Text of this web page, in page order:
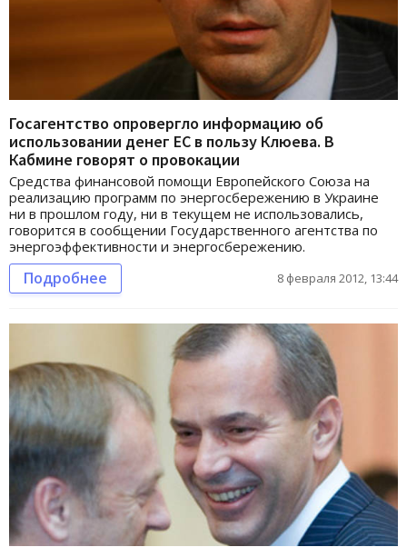
Госагентство опровергло информацию об
использовании денег ЕС в пользу Клюева. В
Кабмине говорят о провокации
Средства финансовой помощи Европейского Союза на
реализацию программ по энергосбережению в Украине
ни в прошлом году, ни в текущем не использовались,
говорится в сообщении Государственного агентства по
энергоэффективности и энергосбережению.
Подробнее 8 февраля 2012, 13:44